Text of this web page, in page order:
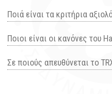
Ποιά είναι τα κριτήρια
Ποιοι είναι οι κανόνες του
Σε ποιούς απευθύνεται το